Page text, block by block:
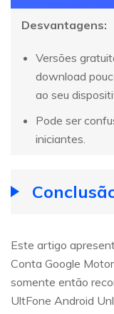
Desvantagens:
Versões
download
ao seu
Pode ser
iniciantes.
Este artigo
Conta Google
somente então
UltFone Android